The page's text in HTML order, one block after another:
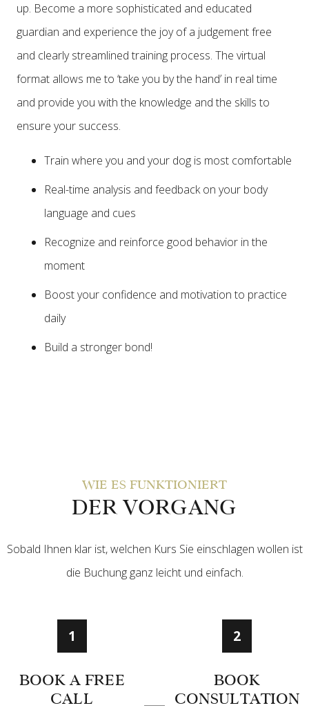
up. Become a more sophisticated and educated
guardian and experience the joy of a judgement free
and clearly streamlined training process. The virtual
format allows me to ‘take you by the hand’ in real time
and provide you with the knowledge and the skills to
ensure your success.
Train where you and your dog is most comfortable
Real-time analysis and feedback on your body
language and cues
Recognize and reinforce good behavior in the
moment
Boost your confidence and motivation to practice
daily
Build a stronger bond!
WIE ES FUNKTIONIERT
DER VORGANG
Sobald Ihnen klar ist, welchen Kurs Sie einschlagen wollen ist
die Buchung ganz leicht und einfach.
1
BOOK A FREE
CALL
2
BOOK
CONSULTATION